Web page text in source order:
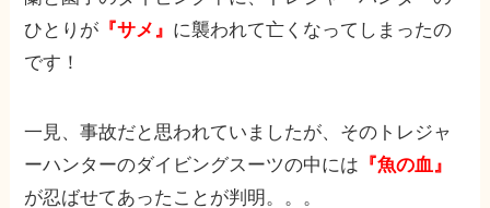
ひとりが 『サメ』 に襲われて亡くなってしまったの
です！
一見、事故だと思われていましたが、そのトレジャ
ーハンターのダイビングスーツの中には 『魚の血』
が忍ばせてあったことが判明。。。